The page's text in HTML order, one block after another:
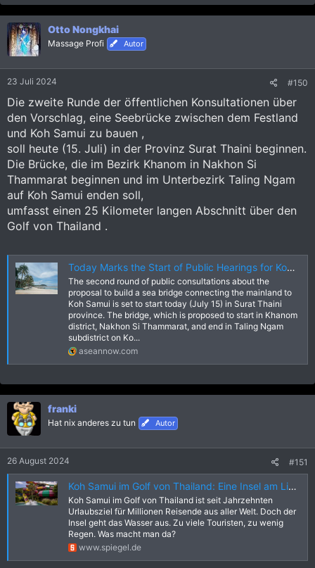
a
k
t
i
o
n
Otto Nongkhai
Massage Profi Autor
23 Juli 2024 #150
Die zweite Runde der öffentlichen Konsultationen über
den Vorschlag, eine Seebrücke zwischen dem Festland
und Koh Samui zu bauen ,
soll heute (15. Juli) in der Provinz Surat Thaini beginnen.
Die Brücke, die im Bezirk Khanom in Nakhon Si
Thammarat beginnen und im Unterbezirk Taling Ngam
auf Koh Samui enden soll,
umfasst einen 25 Kilometer langen Abschnitt über den
Golf von Thailand .
Today Marks the Start of Public Hearings for Koh Samui's Sea Bridge
The second round of public consultations about the
proposal to build a sea bridge connecting the mainland to
Koh Samui is set to start today (July 15) in Surat Thaini
province. The bridge, which is proposed to start in Khanom
district, Nakhon Si Thammarat, and end in Taling Ngam
subdistrict on Ko...
aseannow.com
franki
Hat nix anderes zu tun Autor
26 August 2024 #151
Koh Samui im Golf von Thailand: Eine Insel am Limit
Koh Samui im Golf von Thailand ist seit Jahrzehnten
Urlaubsziel für Millionen Reisende aus aller Welt. Doch der
Insel geht das Wasser aus. Zu viele Touristen, zu wenig
Regen. Was macht man da?
www.spiegel.de